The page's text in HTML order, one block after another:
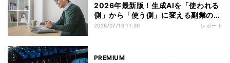
2026年最新版！生成AIを「使われる
側」から「使う側」に変える副業の勝
ち方
2026/07/19 11:30 レポート
PREMIUM